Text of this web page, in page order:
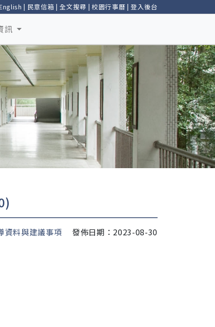
| 民意信箱 |全文搜尋 | 校園行事曆 |登入後台
訊
資料與建議事項 發佈日期：2023-08-30